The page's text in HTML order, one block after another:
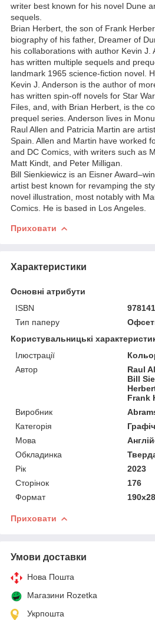
writer best known for his novel Dune
sequels.
Brian Herbert, the son of Frank
biography of his father, Dreamer of
his collaborations with author Kevin J.
has written multiple sequels and
landmark 1965 science-fiction novel.
Kevin J. Anderson is the author of
has written spin-off novels for Star
Files, and, with Brian Herbert, is the
prequel series. Anderson lives in
Raul Allen and Patricia Martin are
Spain. Allen and Martin have worked
and DC Comics, with writers such as
Matt Kindt, and Peter Milligan.
Bill Sienkiewicz is an Eisner
artist best known for revamping the
novel illustration, most notably with
Comics. He is based in Los Angeles.
Приховати
Характеристики
Основні атрибути
ISBN
Тип паперу
Користувальницькі
Ілюстрації
Автор
Raul
Bill
Frank
Виробник
Категорія
Мова
Обкладинка
Рік
2023
Сторінок
176
Формат
Приховати
Умови доставки
Нова Пошта
Магазини Rozetka
Укрпошта